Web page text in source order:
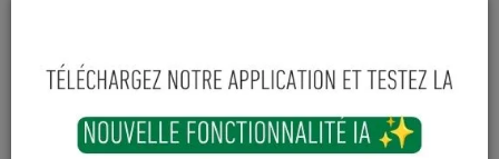
mm
75€ TTC En stock 99,99€ TTC En stock